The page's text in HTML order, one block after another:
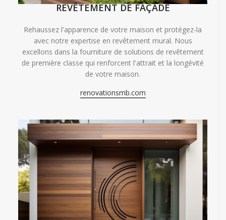
REVÊTEMENT DE FAÇADE
Rehaussez l'apparence de votre maison et protégez-la
avec notre expertise en revêtement mural. Nous
excellons dans la fourniture de solutions de revêtement
de première classe qui renforcent l'attrait et la longévité
de votre maison.
renovationsmb.com